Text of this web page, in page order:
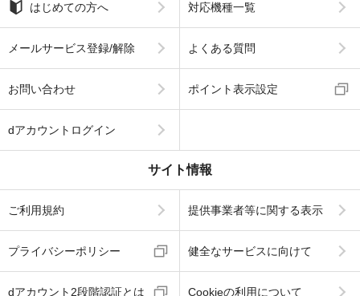
はじめての方へ 対応機種一覧
メールサービス登録/解除 よくある質問
お問い合わせ ポイント表示設定
dアカウントログイン
サイト情報
ご利用規約 提供事業者等に関する表示
プライバシーポリシー 健全なサービスに向けて
dアカウント2段階認証とは Cookieの利用について